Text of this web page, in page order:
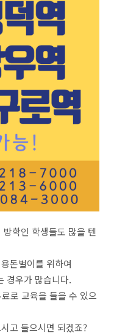
학인 학생들도 많을 텐
돈벌이를 위하여
경우가 많습니다.
로 교육을 들을 수 있으
고 들으시면 되겠죠?